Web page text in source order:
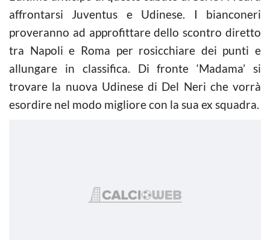
affrontarsi Juventus e Udinese. I bianconeri
proveranno ad approfittare dello scontro diretto
tra Napoli e Roma per rosicchiare dei punti e
allungare in classifica. Di fronte ‘Madama’ si
trovare la nuova Udinese di Del Neri che vorrà
esordire nel modo migliore con la sua ex squadra.